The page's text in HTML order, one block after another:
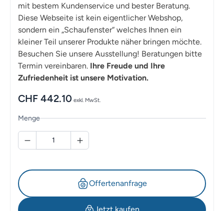
mit bestem Kundenservice und bester Beratung.
Diese Webseite ist kein eigentlicher Webshop,
sondern ein „Schaufenster“ welches Ihnen ein
kleiner Teil unserer Produkte näher bringen möchte.
Besuchen Sie unsere Ausstellung! Beratungen bitte
Termin vereinbaren. Ihre Freude und Ihre
Zufriedenheit ist unsere Motivation.
CHF 442.10 exkl. MwSt.
Menge
Offertenanfrage